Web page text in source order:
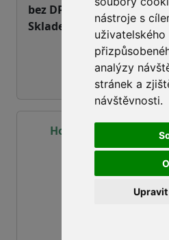
nástroje s
analýzy
stránek a
návštěvnosti.
bez DPH:
14,25 Kč
Skladem
ano
Hospodské cibulové